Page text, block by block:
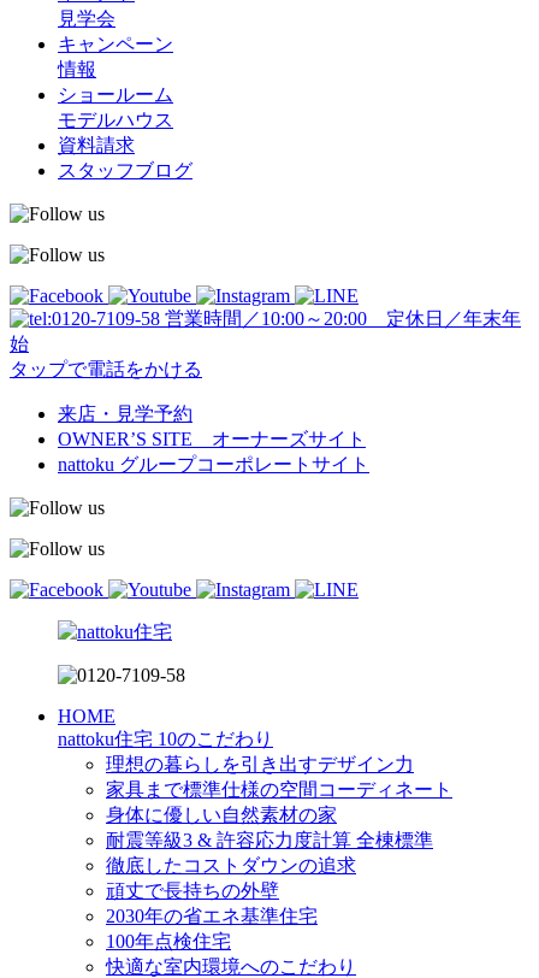
見学会
キャンペーン
情報
ショールーム
モデルハウス
資料請求
スタッフブログ
営業時間／10:00～20:00 定休日／年末年
始
タップで電話をかける
来店・見学予約
OWNER’S SITE オーナーズサイト
nattoku グループコーポレートサイト
HOME
nattoku住宅 10のこだわり
理想の暮らしを引き出すデザイン力
家具まで標準仕様の空間コーディネート
身体に優しい自然素材の家
耐震等級3 & 許容応力度計算 全棟標準
徹底したコストダウンの追求
頑丈で長持ちの外壁
2030年の省エネ基準住宅
100年点検住宅
快適な室内環境へのこだわり